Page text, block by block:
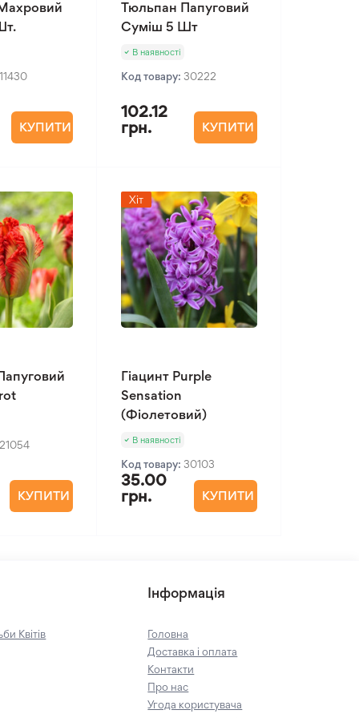
11430
КУПИТИ
Тюльпан Папуговий
Суміш 5 Шт
В наявності
Код товару: 30222
102.12
грн.
КУПИТИ
21054
КУПИТИ
Хіт
Гіацинт Purple
Sensation
(Фіолетовий)
В наявності
Код товару: 30103
35.00
грн.
КУПИТИ
Квітів
Інформація
Головна
Доставка і оплата
Контакти
Про нас
Угода користувача